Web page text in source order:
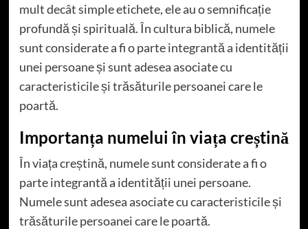
mult decât simple etichete, ele au o semnificație
profundă și spirituală. În cultura biblică, numele
sunt considerate a fi o parte integrantă a identității
unei persoane și sunt adesea asociate cu
caracteristicile și trăsăturile persoanei care le
poartă.
Importanța numelui în viața creștină
În viața creștină, numele sunt considerate a fi o
parte integrantă a identității unei persoane.
Numele sunt adesea asociate cu caracteristicile și
trăsăturile persoanei care le poartă.